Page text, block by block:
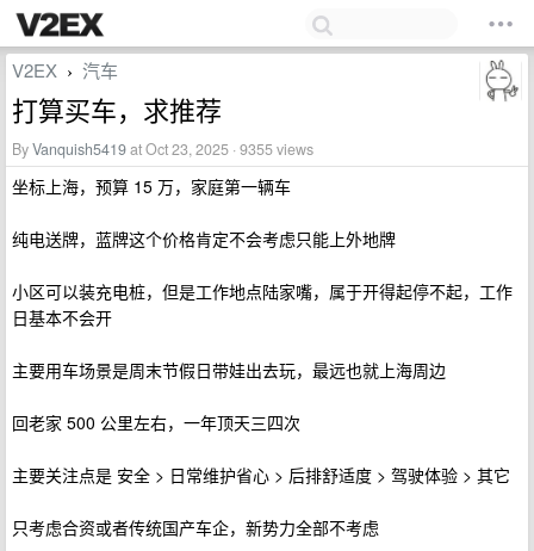
V2EX › 汽车
打算买车，求推荐
ByVanquish5419at Oct 23, 2025 · 9355 views
坐标上海，预算 15 万，家庭第一辆车
纯电送牌，蓝牌这个价格肯定不会考虑只能上外地牌
小区可以装充电桩，但是工作地点陆家嘴，属于开得起停不起，工作
日基本不会开
主要用车场景是周末节假日带娃出去玩，最远也就上海周边
回老家 500 公里左右，一年顶天三四次
主要关注点是 安全 > 日常维护省心 > 后排舒适度 > 驾驶体验 > 其它
只考虑合资或者传统国产车企，新势力全部不考虑